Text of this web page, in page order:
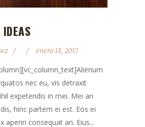
enero 18, 2017
nec eu, vis detraxit
expetendis in mei. Mei an
hinc partem ei est. Eos ei
aperiri consequat an. Eius...